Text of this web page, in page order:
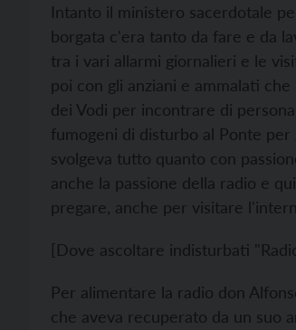
Intanto il ministero sacerdotale
borgata c'era tanto da fare e da
tra i vari allarmi giornalieri e le
poi con gli anziani e ammalati
dei Vodi per incontrare di
fumogeni di disturbo al Ponte
svolgeva tutto quanto con
anche la passione della radio e
pregare, anche per visitare
[Dove ascoltare indisturbati
Per alimentare la radio don
che aveva recuperato da un suo